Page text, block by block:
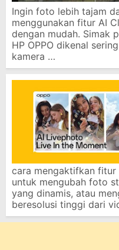
Ingin foto lebih tajam
menggunakan fitur AI
dengan mudah. Simak
HP OPPO dikenal
kamera …
cara mengaktifkan fitur
untuk mengubah foto
yang dinamis, atau
beresolusi tinggi dari